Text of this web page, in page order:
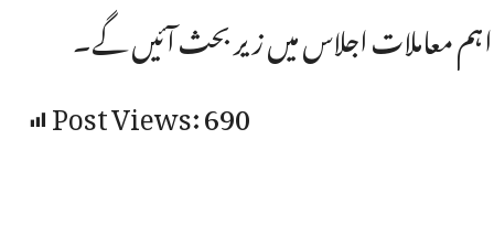
اہم معاملات اجلاس میں زیر بحث آئیں گے۔
Post Views:690